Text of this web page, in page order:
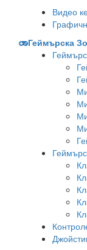
Видео
Геймърска